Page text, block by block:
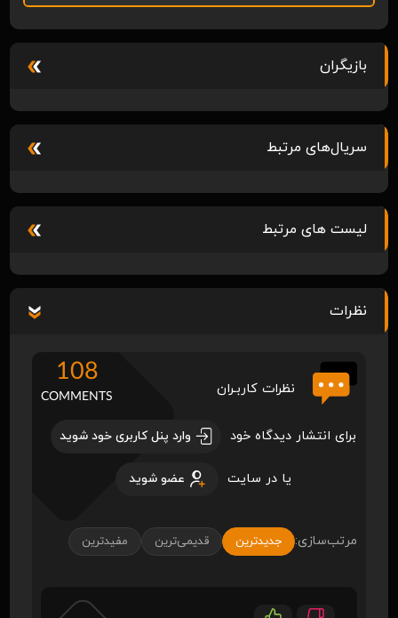
بازیگران
سریال‌های مرتبط
لیست های مرتبط
نظرات
نظرات کاربـران
108
COMMENTS
برای انتشار دیدگاه خود وارد پنل کاربری خود شوید
یا در سایت عضو شوید
مرتب‌سازی: جدیدترین قدیمی‌ترین مفیدترین